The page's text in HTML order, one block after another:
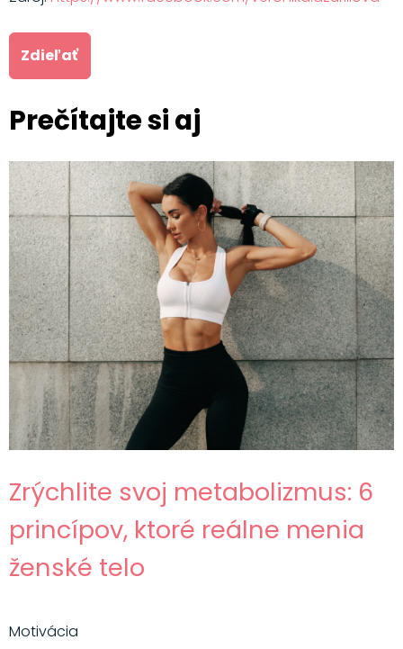
Zdieľať
Prečítajte si aj
Zrýchlite svoj metabolizmus: 6
princípov, ktoré reálne menia
ženské telo
Motivácia